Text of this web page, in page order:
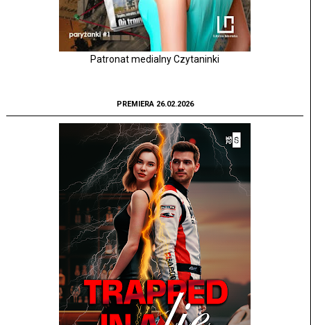
Patronat medialny Czytaninki
PREMIERA 26.02.2026